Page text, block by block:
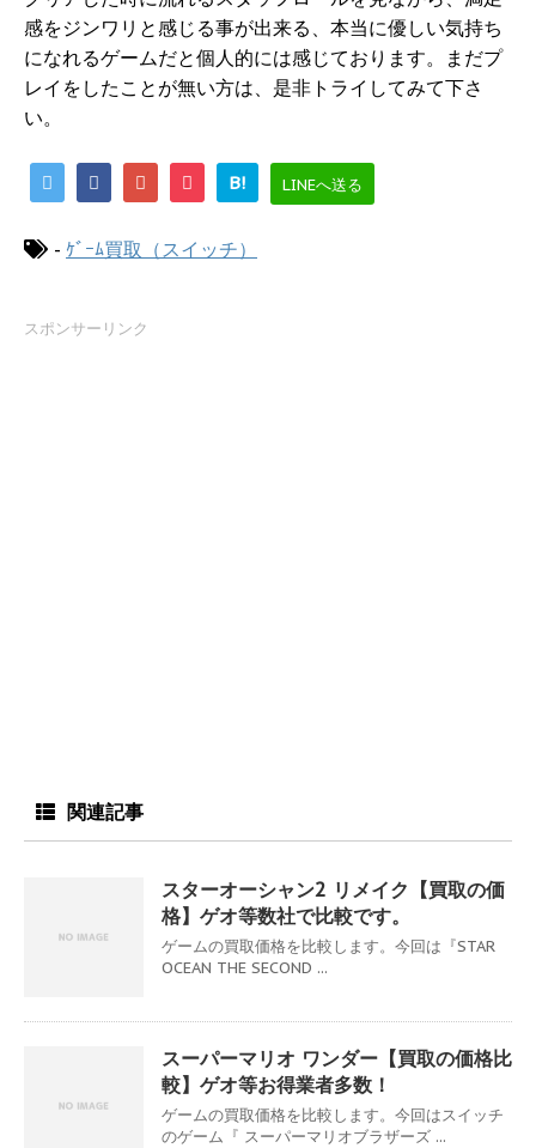
感をジンワリと感じる事が出来る、本当に優しい気持ち
になれるゲームだと個人的には感じております。まだプ
レイをしたことが無い方は、是非トライしてみて下さ
い。
B! LINEへ送る
- ｹﾞｰﾑ買取（スイッチ）
スポンサーリンク
関連記事
スターオーシャン2 リメイク【買取の価
格】ゲオ等数社で比較です。
ゲームの買取価格を比較します。今回は『STAR
OCEAN THE SECOND ...
スーパーマリオ ワンダー【買取の価格比
較】ゲオ等お得業者多数！
ゲームの買取価格を比較します。今回はスイッチ
のゲーム『 スーパーマリオブラザーズ ...